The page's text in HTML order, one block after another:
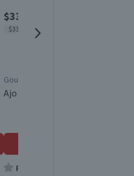
$330
$330 x un
Gourmet
Ajo en Polvo Gourmet Sobre 15 g
Producto sin calificar